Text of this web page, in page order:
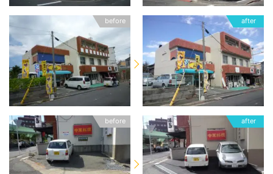
before after
before after